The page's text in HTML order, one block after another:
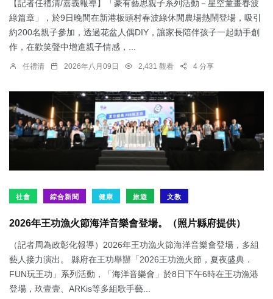
【記者任禮清/嘉義報導】「豪有藝思親子系列活動－星空童畫春波
綠篇章」，於9日晚間在新港板頭村春波綠休閒農場熱鬧登場，吸引
約200名親子參加，透過花盆人偶DIY，讓家長陪伴孩子一起動手創
作，在歡笑聲中增進親子情感，...
任禮清 2026年八月09日 2,431 觀看 4 分享
社會 綜合新聞 健康 旅遊 文教
2026年王功漁火節海洋音樂會登場。（照片縣府提供）
（記者周為政彰化報導）2026年王功漁火節海洋音樂會登場，多組
藝人接力演出。 縣府在王功舉辦「2026王功漁火節，夏夜盛典．
FUN玩王功」系列活動，「海洋音樂會」於8日下午6時在王功漁港
登場，玖壹壹、ARKis等多組歌手藝...